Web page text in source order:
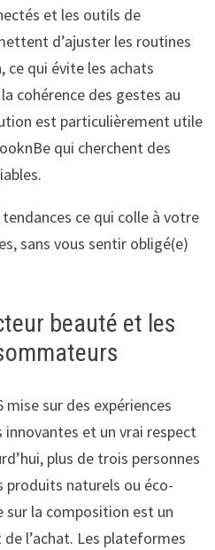
et les outils de
d’ajuster les routines
ce qui évite les achats
cohérence des gestes au
est particulièrement utile
qui cherchent des
ce qui colle à votre
sans vous sentir obligé(e)
beauté et les
mise sur des expériences
et un vrai respect
plus de trois personnes
produits naturels ou éco-
sur la composition est un
l’achat. Les plateformes